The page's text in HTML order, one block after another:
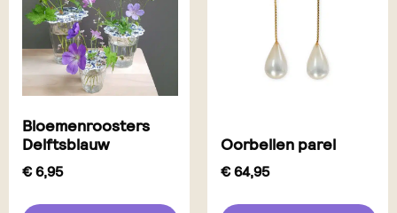
Bloemenroosters
Delftsblauw
€6,95
Oorbellen parel
€64,95